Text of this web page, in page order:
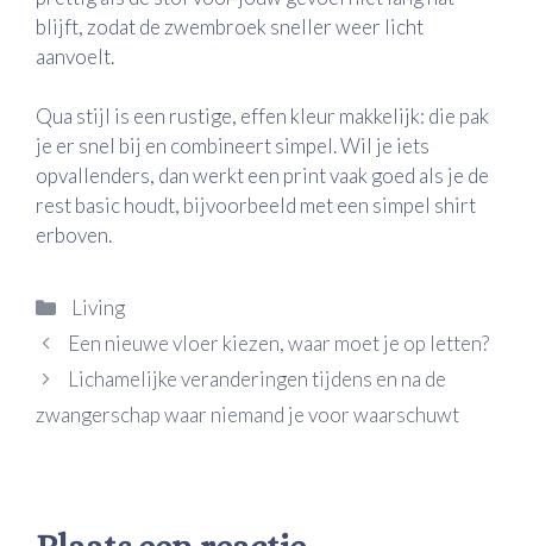
blijft, zodat de zwembroek sneller weer licht
aanvoelt.
Qua stijl is een rustige, effen kleur makkelijk: die pak
je er snel bij en combineert simpel. Wil je iets
opvallenders, dan werkt een print vaak goed als je de
rest basic houdt, bijvoorbeeld met een simpel shirt
erboven.
Categorieën
Living
Een nieuwe vloer kiezen, waar moet je op letten?
Lichamelijke veranderingen tijdens en na de
zwangerschap waar niemand je voor waarschuwt